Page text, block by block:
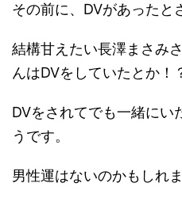
その前に、DVがあったと
結構甘えたい長澤まさみ
んはDVをしていたとか！
DVをされてでも一緒にい
うです。
男性運はないのかもしれ